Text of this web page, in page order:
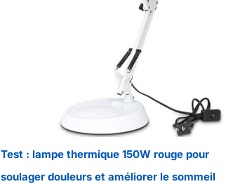
Test : lampe thermique 150W rouge pour
soulager douleurs et améliorer le sommeil